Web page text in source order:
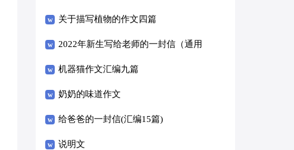
关于描写植物的作文四篇
2022年新生写给老师的一封信（通用
8篇）
机器猫作文汇编九篇
奶奶的味道作文
给爸爸的一封信(汇编15篇)
说明文